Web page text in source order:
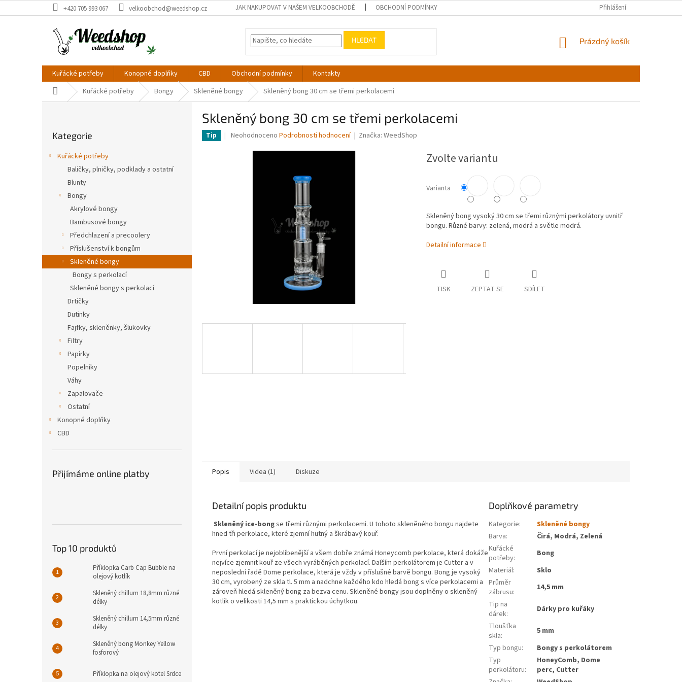
na
+420 705 993 067 velkoobchod@weedshop.cz JAK NAKUPOVAT V NAŠEM VELKOOBCHODĚ OBCHODNÍ PODMÍNKY Přihlášení
HLEDAT
NÁKUPNÍ
Prázdný košík
Kuřácké potřeby Konopné doplňky CBD Obchodní podmínky
Kontakty
Domů Kuřácké potřeby Bongy Skleněné bongy Skleněný bong 30 cm se třemi perkolacemi
l
kategorie
Kategorie
Kuřácké potřeby
Baličky, plničky, podklady a ostatní
Blunty
Bongy
Akrylové bongy
Bambusové bongy
Předchlazení a precoolery
Příslušenství k bongům
Skleněné bongy
Bongy s perkolací
Skleněné bongy s perkolací
Drtičky
Dutinky
Fajfky, skleněnky, šlukovky
Filtry
Papírky
Popelníky
Váhy
Zapalovače
Ostatní
Konopné doplňky
CBD
Přijímáme online platby
Top 10 produktů
Příklopka Carb Cap Bubble na
olejový kotlík
Skleněný chillum 18,8mm různé
délky
Skleněný chillum 14,5mm různé
délky
Skleněný bong Monkey Yellow
fosforový
Příklopka na olejový kotel Srdce
Skleněný bong 30 cm se třemi perkolacemi
Tip
Průměrné
produktu
Neohodnoceno Podrobnosti hodnocení Značka:WeedShop
Zvolte variantu
Varianta
Skleněný bong vysoký 30 cm se třemi různými perkolátory uvnitř
bongu. Různé barvy: zelená, modrá a světle modrá.
Detailní informace
TISK ZEPTAT SE SDÍLET
Popis Videa (1) Diskuze
Detailní popis produktu
Skleněný ice-bongse třemi různými perkolacemi. U tohoto skleněného bongu najdete
hned tři perkolace, které zjemní hutný a škrábavý kouř.
První perkolací je nejoblíbenější a všem dobře známá Honeycomb perkolace, která dokáže
nejvíce zjemnit kouř ze všech vyráběných perkolací. Dalším perkolátorem je Cutter a v
neposlední řadě Dome perkolace, která je vždy v příslušné barvě bongu. Bong je vysoký
30 cm, vyrobený ze skla tl. 5 mm a nadchne každého kdo hledá bong s více perkolacemi a
zároveň hledá skleněný bong za bezva cenu. Skleněné bongy jsou doplněny o skleněný
kotlík o velikosti 14,5 mm s praktickou úchytkou.
Doplňkové parametry
Kategorie:
Skleněné bongy
Barva:
Čirá, Modrá, Zelená
Kuřácké
potřeby:
Bong
Materiál:
Sklo
Průměr
zábrusu:
14,5 mm
Tip na
dárek:
Dárky pro kuřáky
Tloušťka
skla:
5 mm
Typ bongu:
Bongy s perkolátorem
Typ
perkolátoru:
HoneyComb, Dome
perc, Cutter